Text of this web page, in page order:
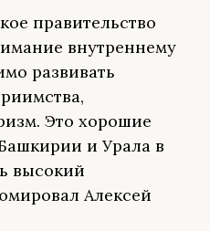
правительство
внутреннему
развивать
Это хорошие
и Урала в
высокий
Алексей